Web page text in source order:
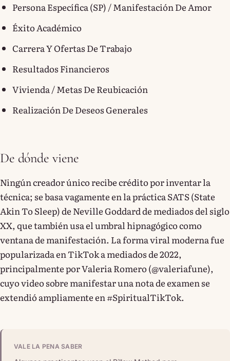
Persona Específica (SP) / Manifestación De Amor
Éxito Académico
Carrera Y Ofertas De Trabajo
Resultados Financieros
Vivienda / Metas De Reubicación
Realización De Deseos Generales
De dónde viene
Ningún creador único recibe crédito por inventar la
técnica; se basa vagamente en la práctica SATS (State
Akin To Sleep) de Neville Goddard de mediados del siglo
XX, que también usa el umbral hipnagógico como
ventana de manifestación. La forma viral moderna fue
popularizada en TikTok a mediados de 2022,
principalmente por Valeria Romero (@valeriafune),
cuyo video sobre manifestar una nota de examen se
extendió ampliamente en #SpiritualTikTok.
VALE LA PENA SABER